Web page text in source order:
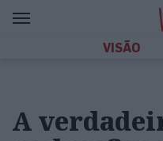
VISÃO
A